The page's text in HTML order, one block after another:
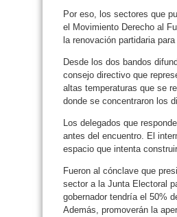
Por eso, los sectores que
el Movimiento Derecho al
la renovación partidaria
Desde los dos bandos
consejo directivo que
altas temperaturas que se
donde se concentraron los
Los delegados que
antes del encuentro. El
espacio que intenta
Fueron al cónclave que
sector a la Junta Electoral
gobernador tendría el 50%
Además, promoverán la